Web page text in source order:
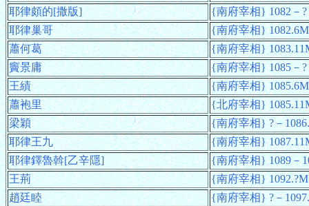
耶律頗的[撒版]
{南府宰相} 1082－?
耶律巢哥
{南府宰相}
蕭何葛
{南府宰相}
竇景庸
{南府宰相} 1085－?
王績
{南府宰相}
蕭袍里
{北府宰相}
梁穎
{南府宰相} ?－
耶律王九
{南府宰相}
耶律鐸魯斡[乙辛隱]
{南府宰相} 1089－
王荊
{南府宰相}
趙廷睦
{南府宰相} ?－